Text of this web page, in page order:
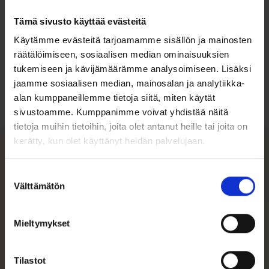
Tämä sivusto käyttää evästeitä
Käytämme evästeitä tarjoamamme sisällön ja mainosten
räätälöimiseen, sosiaalisen median ominaisuuksien
tukemiseen ja kävijämäärämme analysoimiseen. Lisäksi
jaamme sosiaalisen median, mainosalan ja analytiikka-
alan kumppaneillemme tietoja siitä, miten käytät
sivustoamme. Kumppanimme voivat yhdistää näitä
tietoja muihin tietoihin, joita olet antanut heille tai joita on
kerätty, kun olet käyttänyt heidän palvelujaan.
valinta
Välttämätön
Mieltymykset
Tilastot
Ohjeita sormuksen tai korun
koon valintaan
Tutustu ohjeisiin